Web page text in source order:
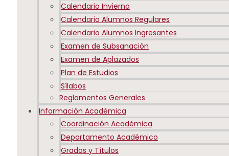
Calendario Invierno
Calendario Alumnos Regulares
Calendario Alumnos Ingresantes
Examen de Subsanación
Examen de Aplazados
Plan de Estudios
Sílabos
Reglamentos Generales
Información Académica
Coordinación Académica
Departamento Académico
Grados y Títulos